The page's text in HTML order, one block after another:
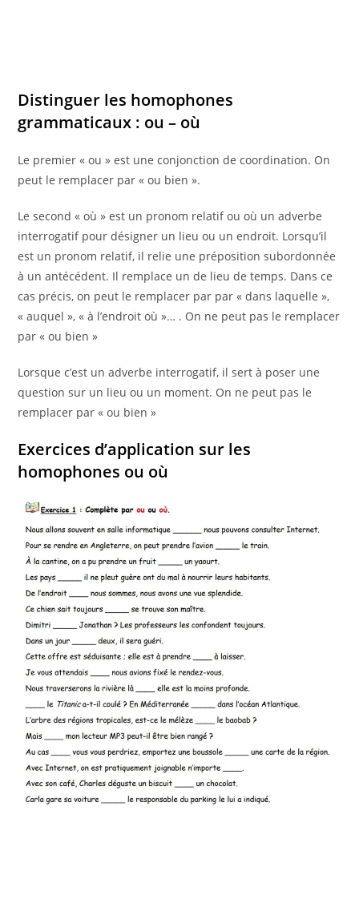
Distinguer les homophones
grammaticaux : ou – où
Le premier « ou » est une conjonction de coordination. On
peut le remplacer par « ou bien ».
Le second « où » est un pronom relatif ou où un adverbe
interrogatif pour désigner un lieu ou un endroit. Lorsqu’il
est un pronom relatif, il relie une préposition subordonnée
à un antécédent. Il remplace un de lieu de temps. Dans ce
cas précis, on peut le remplacer par par « dans laquelle »,
« auquel », « à l’endroit où »… . On ne peut pas le remplacer
par « ou bien »
Lorsque c’est un adverbe interrogatif, il sert à poser une
question sur un lieu ou un moment. On ne peut pas le
remplacer par « ou bien »
Exercices d’application sur les
homophones ou où